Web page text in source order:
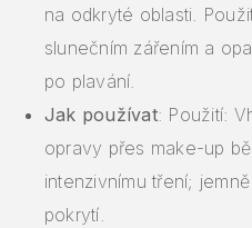
na odkryté oblasti.
slunečním zářením a
po plavání.
Jak používat: Použití:
opravy přes make-up
intenzivnímu tření;
pokrytí.